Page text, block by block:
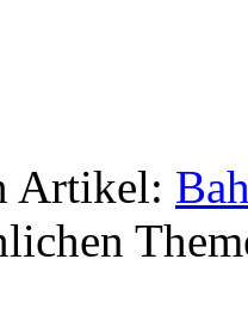
Artikel: